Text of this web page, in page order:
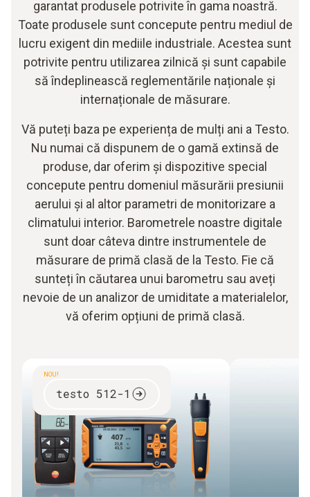
garantat produsele potrivite în gama noastră.
Toate produsele sunt concepute pentru mediul de
lucru exigent din mediile industriale. Acestea sunt
potrivite pentru utilizarea zilnică și sunt capabile
să îndeplinească reglementările naționale și
internaționale de măsurare.
Vă puteți baza pe experiența de mulți ani a Testo.
Nu numai că dispunem de o gamă extinsă de
produse, dar oferim și dispozitive special
concepute pentru domeniul măsurării presiunii
aerului și al altor parametri de monitorizare a
climatului interior. Barometrele noastre digitale
sunt doar câteva dintre instrumentele de
măsurare de primă clasă de la Testo. Fie că
sunteți în căutarea unui barometru sau aveți
nevoie de un analizor de umiditate a materialelor,
vă oferim opțiuni de primă clasă.
NOU!
testo 512-1